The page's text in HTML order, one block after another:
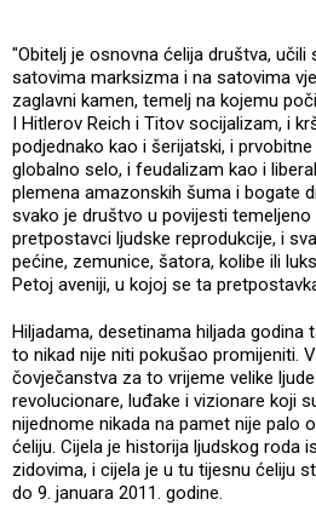
"Obitelj je osnovna ćelija društva, učili
satovima marksizma i na satovima
zaglavni kamen, temelj na kojemu
I Hitlerov Reich i Titov socijalizam, i
podjednako kao i šerijatski, i
globalno selo, i feudalizam kao i
plemena amazonskih šuma i bogate
svako je društvo u povijesti
pretpostavci ljudske reprodukcije, i
pećine, zemunice, šatora, kolibe ili
Petoj aveniji, u kojoj se ta
Hiljadama, desetinama hiljada godina
to nikad nije niti pokušao promijeniti.
čovječanstva za to vrijeme velike
revolucionare, luđake i vizionare koji
nijednome nikada na pamet nije palo
ćeliju. Cijela je historija ljudskog roda
zidovima, i cijela je u tu tijesnu ćeliju
do 9. januara 2011. godine.